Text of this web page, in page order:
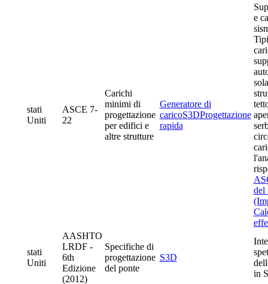
stati
Uniti
ASCE 7-
22
Carichi
minimi di
progettazione
per edifici e
altre strutture
Generatore di
caricoS3DProgettazione
rapida
e
del
stati
Uniti
AASHTO
LRDF -
6th
Edizione
(2012)
Specifiche di
progettazione
del ponte
S3D
in